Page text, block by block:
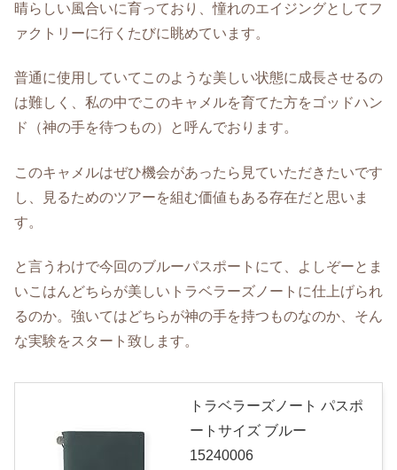
晴らしい風合いに育っており、憧れのエイジングとしてフ
ァクトリーに行くたびに眺めています。
普通に使用していてこのような美しい状態に成長させるの
は難しく、私の中でこのキャメルを育てた方をゴッドハン
ド（神の手を待つもの）と呼んでおります。
このキャメルはぜひ機会があったら見ていただきたいです
し、見るためのツアーを組む価値もある存在だと思いま
す。
と言うわけで今回のブルーパスポートにて、よしぞーとま
いこはんどちらが美しいトラベラーズノートに仕上げられ
るのか。強いてはどちらが神の手を持つものなのか、そん
な実験をスタート致します。
トラベラーズノート パスポ
ートサイズ ブルー
15240006